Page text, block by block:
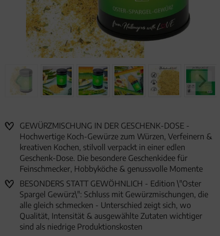
GEWÜRZMISCHUNG IN DER GESCHENK-DOSE -
Hochwertige Koch-Gewürze zum Würzen, Verfeinern &
kreativen Kochen, stilvoll verpackt in einer edlen
Geschenk-Dose. Die besondere Geschenkidee für
Feinschmecker, Hobbyköche & genussvolle Momente
BESONDERS STATT GEWÖHNLICH - Edition \"Oster
Spargel Gewürz\": Schluss mit Gewürzmischungen, die
alle gleich schmecken - Unterschied zeigt sich, wo
Qualität, Intensität & ausgewählte Zutaten wichtiger
sind als niedrige Produktionskosten